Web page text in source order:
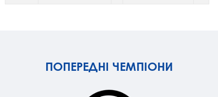
ПОПЕРЕДНІ ЧЕМПІОНИ